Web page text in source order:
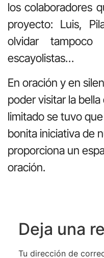
los colaboradores
proyecto: Luis,
olvidar tampoco
escayolistas…
En oración y en
poder visitar la
limitado se tuvo
bonita iniciativa de
proporciona un
oración.
Deja una
Tu dirección de